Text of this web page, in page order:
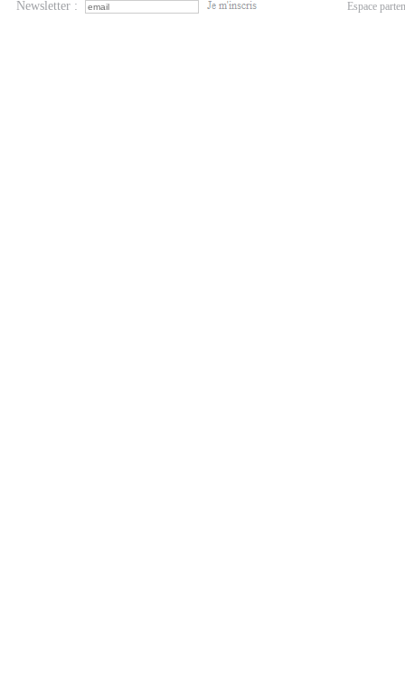
Newsletter : Espace